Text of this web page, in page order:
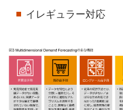
イレギュラー対応